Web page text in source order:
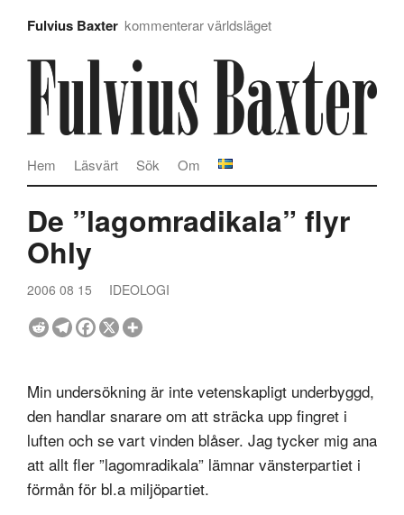
Fulvius Baxter kommenterar världsläget
Om
Sök
Läsvärt
Hem
De ”lagomradikala” flyr
Ohly
2006 08 15 IDEOLOGI
Min undersökning är inte vetenskapligt underbyggd,
den handlar snarare om att sträcka upp fingret i
luften och se vart vinden blåser. Jag tycker mig ana
att allt fler ”lagomradikala” lämnar vänsterpartiet i
förmån för bl.a miljöpartiet.